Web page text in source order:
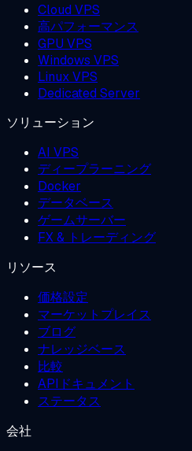
Cloud VPS
高パフォーマンス
GPU VPS
Windows VPS
Linux VPS
Dedicated Server
ソリューション
AI VPS
ディープラーニング
Docker
データベース
ゲームサーバー
FX & トレーディング
リソース
価格設定
マーケットプレイス
ブログ
ナレッジベース
比較
APIドキュメント
ステータス
会社